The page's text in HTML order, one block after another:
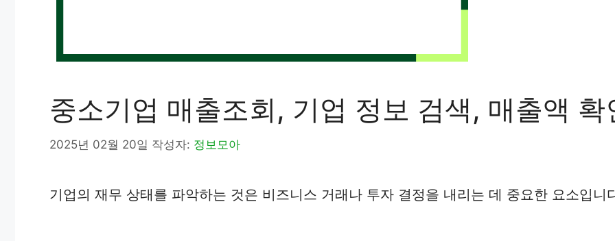
중소기업 매출조회, 기업 정보 검색, 매출액 확
2025년 02월 20일 작성자: 정보모아
기업의 재무 상태를 파악하는 것은 비즈니스 거래나 투자 결정을 내리는 데 중요한 요소입니